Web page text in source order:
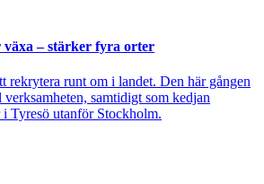
– stärker fyra orter
rekrytera runt om i landet. Den här gången
samtidigt som kedjan
Tyresö utanför Stockholm.